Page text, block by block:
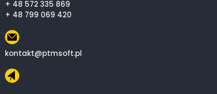
+ 48 572 335 869
+ 48 799 069 420
kontakt@ptmsoft.pl